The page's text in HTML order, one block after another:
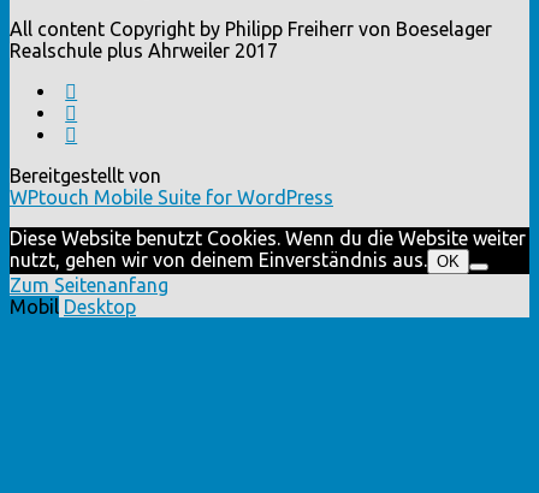
All content Copyright by Philipp Freiherr von Boeselager
Realschule plus Ahrweiler 2017
Bereitgestellt von
WPtouch Mobile Suite for WordPress
Diese Website benutzt Cookies. Wenn du die Website weiter
nutzt, gehen wir von deinem Einverständnis aus. OK
Zum Seitenanfang
Mobil Desktop